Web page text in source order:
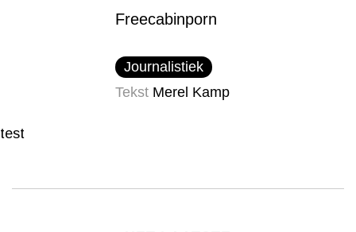
Freecabinporn
Journalistiek
Tekst Merel Kamp
test